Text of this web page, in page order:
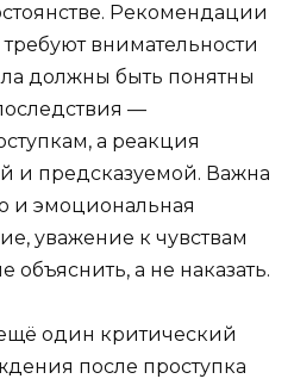
Рекомендации
внимательности
должны быть понятны
—
а реакция
и предсказуемой. Важна
и эмоциональная
уважение к чувствам
объяснить, а не наказать.
один критический
после проступка